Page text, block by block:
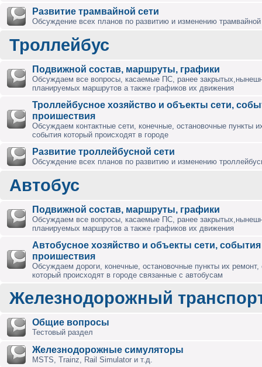
Развитие трамвайной сети
Обсуждение всех планов по развитию и изменению трамвайной
Троллейбус
Подвижной состав, маршруты, графики
Обсуждаем все вопросы, касаемые ПС, ранее
планируемых маршрутов а также графиков их движения
Троллейбусное хозяйство и объекты сети,
проишествия
Обсуждаем контактные сети, конечные, остановочные пункты
события который происходят в городе
Развитие троллейбусной сети
Обсуждение всех планов по развитию и изменению
Автобус
Подвижной состав, маршруты, графики
Обсуждаем все вопросы, касаемые ПС, ранее
планируемых маршрутов а также графиков их движения
Автобусное хозяйство и объекты сети,
проишествия
Обсуждаем дороги, конечные, остановочные пункты их ремонт,
который происходят в городе связанные с автобусам
Железнодорожный
Общие вопросы
Тестовый раздел
Железнодорожные симуляторы
MSTS, Trainz, Rail Simulator и т.д.